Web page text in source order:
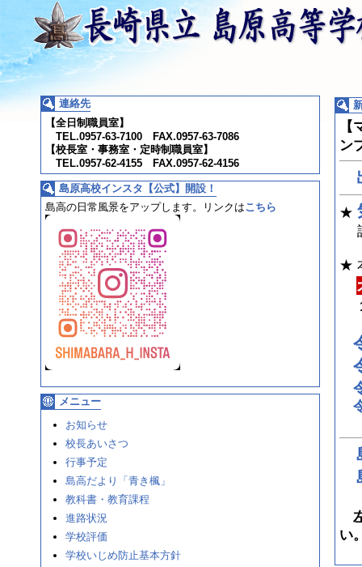
連絡先
【全日制職員室】
TEL.0957-63-7100 FAX.0957-63-7086
【校長室・事務室・定時制職員室】
TEL.0957-62-4155 FAX.0957-62-4156
島原高校インスタ【公式】開設！
島高の日常風景をアップします。
リンクはこちら
メニュー
お知らせ
校長あいさつ
行事予定
島高だより「青き楓」
教科書・教育課程
進路状況
学校評価
学校いじめ防止基本方針
ン
★
★
い